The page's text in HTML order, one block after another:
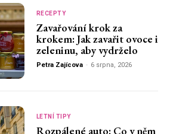
RECEPTY
Zavařování krok za
krokem: Jak zavařit ovoce i
zeleninu, aby vydrželo
Petra Zajícova - 6 srpna, 2026
LETNÍ TIPY
Rozpálené auto: Co v něm